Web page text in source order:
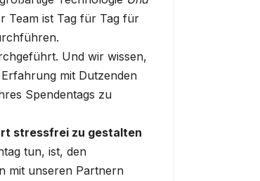
Team ist Tag für Tag für
Und wir wissen,
mit Dutzenden
Spendentags zu
stressfrei zu gestalten
tun, ist, den
mit unseren Partnern